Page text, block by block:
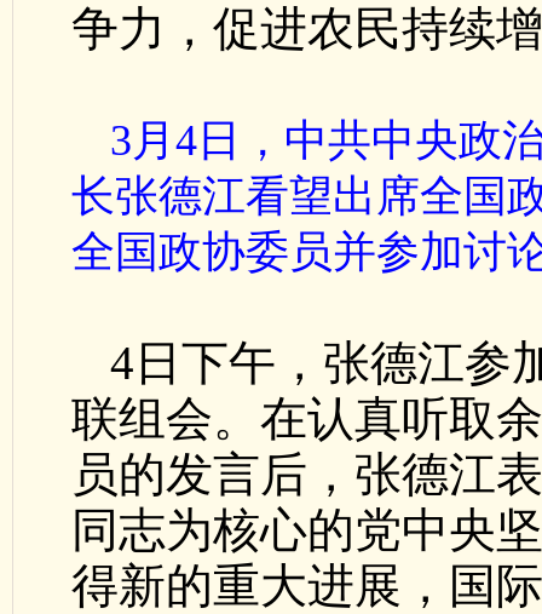
争力，促进农民持续
3月4日，中共中央政
长张德江看望出席全国
全国政协委员并参加讨
4日下午，张德江参
联组会。在认真听取
员的发言后，张德江
同志为核心的党中央
得新的重大进展，国